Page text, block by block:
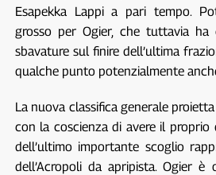
Esapekka Lappi a pari tempo.
grosso per Ogier, che tuttavia ha
sbavature sul finire dell’ultima
qualche punto potenzialmente
La nuova classifica generale
con la coscienza di avere il proprio
dell’ultimo importante scoglio
dell’Acropoli da apripista. Ogier